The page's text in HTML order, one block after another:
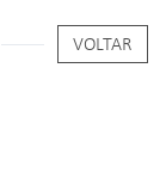
VOLTAR